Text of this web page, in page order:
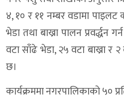
४, १० र ११ नम्बर वडामा
भेडा तथा बाख्रा पालन प्रवर्द्धन
वटा साँढे भेडा, २५ वटा बाख्रा र
छ।
कार्यक्रममा नगरपालिकाको ५०